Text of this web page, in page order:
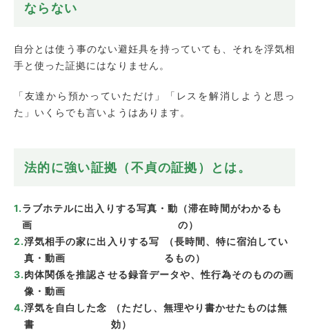
ならない
自分とは使う事のない避妊具を持っていても、それを浮気相
手と使った証拠にはなりません。
「友達から預かっていただけ」「レスを解消しようと思っ
た」いくらでも言いようはあります。
法的に強い証拠（不貞の証拠）とは。
ラブホテルに出入りする写真・動
画
（滞在時間がわかるも
の）
浮気相手の家に出入りする写
真・動画
（長時間、特に宿泊してい
るもの）
肉体関係を推認させる録音データや、性行為そのものの画
像・動画
浮気を自白した念
書
（ただし、無理やり書かせたものは無
効）